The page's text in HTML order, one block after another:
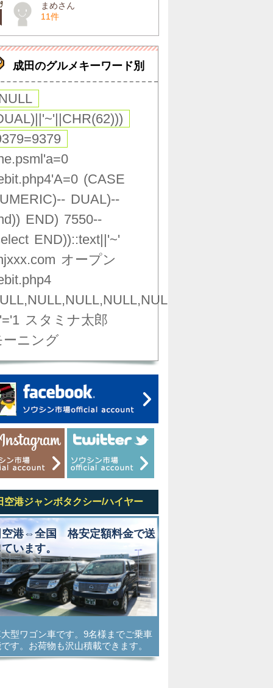
まめさん
11件
成田のグルメキーワード別
(CASE
DUAL)--
END) 7550--
END))::text||'~'
オープン
スタミナ太郎
ーニング
空港ジャンボタクシー/ハイヤー
空港⇔全国 格安定額料金で送
います。
型ワゴン車です。9名様までご乗車
す。お荷物も沢山積載できます。